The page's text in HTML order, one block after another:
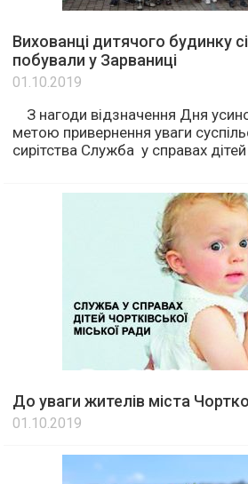
Вихованці дитячого будинку
побували у Зарваниці
01.10.2019
З нагоди відзначення Дня
метою привернення уваги
сирітства Служба у справах
До уваги жителів міста
01.10.2019